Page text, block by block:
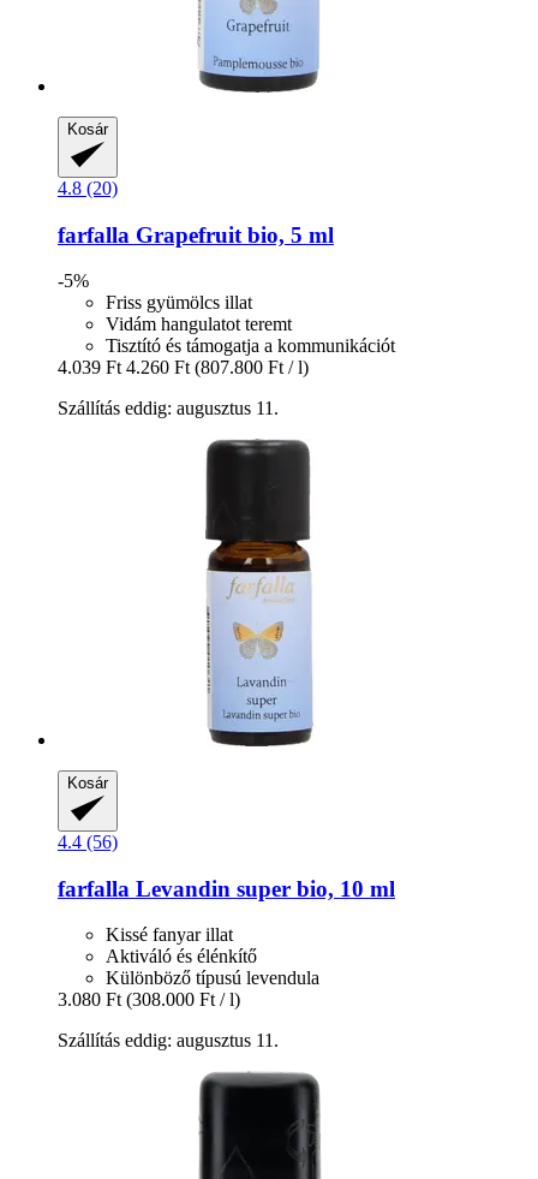
Kosár
4.8 (20)
farfalla Grapefruit bio, 5 ml
-5%
Friss gyümölcs illat
Vidám hangulatot teremt
Tisztító és támogatja a kommunikációt
4.039 Ft 4.260 Ft (807.800 Ft / l)
Szállítás eddig: augusztus 11.
Kosár
4.4 (56)
farfalla Levandin super bio, 10 ml
Kissé fanyar illat
Aktiváló és élénkítő
Különböző típusú levendula
3.080 Ft (308.000 Ft / l)
Szállítás eddig: augusztus 11.